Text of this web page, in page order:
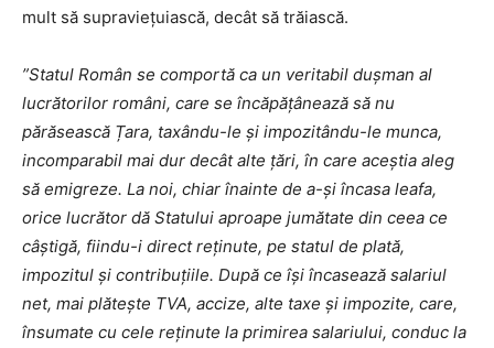
mult să supraviețuiască, decât să trăiască.
”Statul Român se comportă ca un veritabil duşman al
lucrătorilor români, care se încăpăţânează să nu
părăsească Țara, taxându-le şi impozitându-le munca,
incomparabil mai dur decât alte ţări, în care aceştia aleg
să emigreze. La noi, chiar înainte de a-şi încasa leafa,
orice lucrător dă Statului aproape jumătate din ceea ce
câştigă, fiindu-i direct reţinute, pe statul de plată,
impozitul şi contribuţiile. După ce îşi încasează salariul
net, mai plăteşte TVA, accize, alte taxe şi impozite, care,
însumate cu cele reţinute la primirea salariului, conduc la